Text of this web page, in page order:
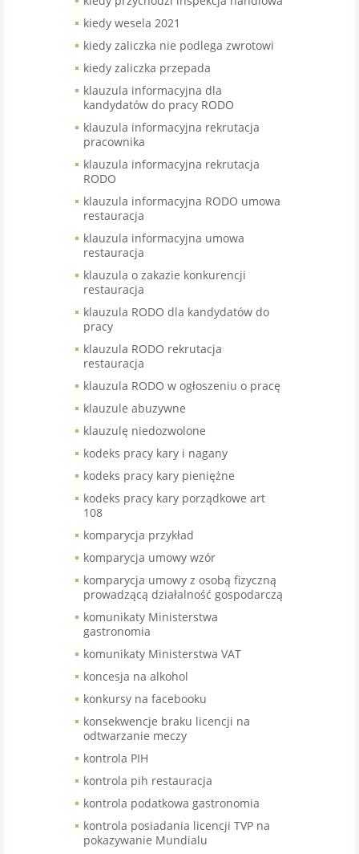
kiedy wesela 2021
kiedy zaliczka nie podlega zwrotowi
kiedy zaliczka przepada
klauzula informacyjna dla
kandydatów do pracy RODO
klauzula informacyjna rekrutacja
pracownika
klauzula informacyjna rekrutacja
RODO
klauzula informacyjna RODO umowa
restauracja
klauzula informacyjna umowa
restauracja
klauzula o zakazie konkurencji
restauracja
klauzula RODO dla kandydatów do
pracy
klauzula RODO rekrutacja
restauracja
klauzula RODO w ogłoszeniu o pracę
klauzule abuzywne
klauzulę niedozwolone
kodeks pracy kary i nagany
kodeks pracy kary pieniężne
kodeks pracy kary porządkowe art
108
komparycja przykład
komparycja umowy wzór
komparycja umowy z osobą fizyczną
prowadzącą działalność gospodarczą
komunikaty Ministerstwa
gastronomia
komunikaty Ministerstwa VAT
koncesja na alkohol
konkursy na facebooku
konsekwencje braku licencji na
odtwarzanie meczy
kontrola PIH
kontrola pih restauracja
kontrola podatkowa gastronomia
kontrola posiadania licencji TVP na
pokazywanie Mundialu